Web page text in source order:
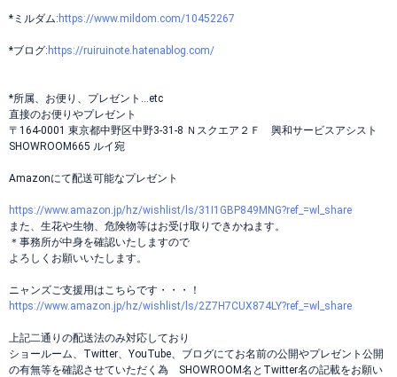
*ミルダム: https://www.mildom.com/10452267
*ブログ: https://ruiruinote.hatenablog.com/
*所属、お便り、プレゼント…etc
直接のお便りやプレゼント
〒164-0001 東京都中野区中野3-31-8 Ｎスクエア２Ｆ 興和サービスアシスト
SHOWROOM665 ルイ宛
Amazonにて配送可能なプレゼント
https://www.amazon.jp/hz/wishlist/ls/31I1GBP849MNG?ref_=wl_share
また、生花や生物、危険物等はお受け取りできかねます。
＊事務所が中身を確認いたしますので
よろしくお願いいたします。
ニャンズご支援用はこちらです・・・！
https://www.amazon.jp/hz/wishlist/ls/2Z7H7CUX874LY?ref_=wl_share
上記二通りの配送法のみ対応しており
ショールーム、Twitter、YouTube、ブログにてお名前の公開やプレゼント公開
の有無等を確認させていただく為 SHOWROOM名とTwitter名の記載をお願い